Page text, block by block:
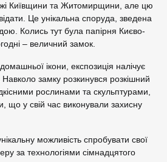
Київщини та Житомирщини, але цю
Це унікальна споруда, зведена
Колись тут була папірня Києво-
– величний замок.
ікони, експозиція налічує
замку розкинувся розкішний
рослинами та скульптурами,
що у свій час виконували захисну
можливість спробувати свої
за технологіями сімнадцятого